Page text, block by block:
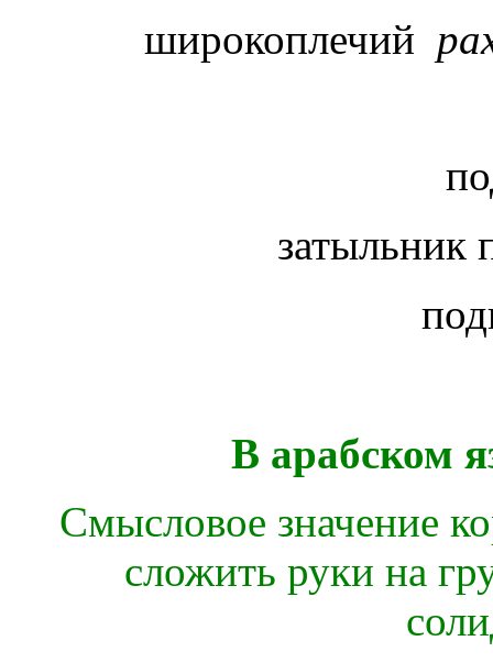
широкоплечий
затыльник
В арабском
Смысловое значение
сложить руки на